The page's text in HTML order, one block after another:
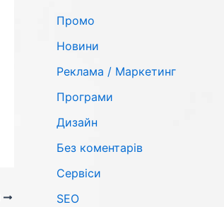
Промо
Новини
Реклама / Маркетинг
Програми
Дизайн
Без коментарів
Сервіси
SЕО